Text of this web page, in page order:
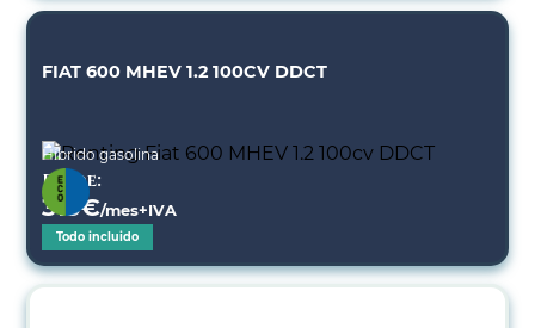
FIAT 600 MHEV 1.2 100CV DDCT
Híbrido gasolina
Desde:
313€/mes+IVA
Todo incluido